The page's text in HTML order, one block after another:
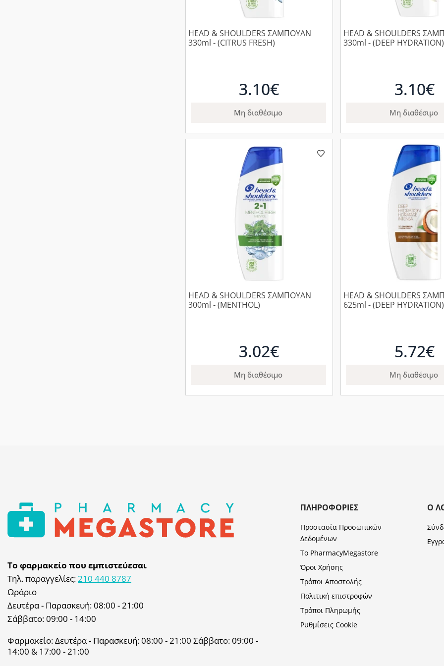
HEAD & SHOULDERS ΣΑΜΠΟΥΑΝ
330ml - (CITRUS FRESH)
3.10€
Μη διαθέσιμο
HEAD & SHOULDERS
330ml - (DEEP HYDRATION)
3.10€
Μη διαθέσιμο
HEAD & SHOULDERS ΣΑΜΠΟΥΑΝ
300ml - (MENTHOL)
3.02€
Μη διαθέσιμο
HEAD & SHOULDERS
625ml - (DEEP HYDRATION)
5.72€
Μη διαθέσιμο
Το φαρμακείο που εμπιστεύεσαι
Τηλ. παραγγελίες:210 440 8787
Ωράριο
Δευτέρα - Παρασκευή: 08:00 - 21:00
Σάββατο: 09:00 - 14:00
Φαρμακείο: Δευτέρα - Παρασκευή: 08:00 - 21:00 Σάββατο: 09:00 -
14:00 & 17:00 - 21:00
ΠΛΗΡΟΦΟΡΊΕΣ
Προστασία Προσωπικών
Δεδομένων
Το PharmacyMegastore
Όροι Χρήσης
Τρόποι Αποστολής
Πολιτική επιστροφών
Τρόποι Πληρωμής
Ρυθμίσεις Cookie
Ο